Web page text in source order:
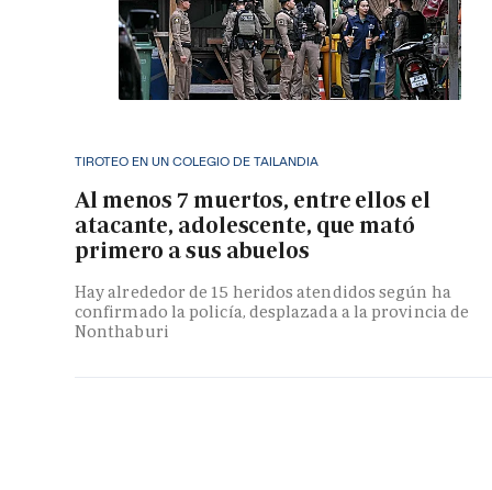
TIROTEO EN UN COLEGIO DE TAILANDIA
Al menos 7 muertos, entre ellos el
atacante, adolescente, que mató
primero a sus abuelos
Hay alrededor de 15 heridos atendidos según ha
confirmado la policía, desplazada a la provincia de
Nonthaburi